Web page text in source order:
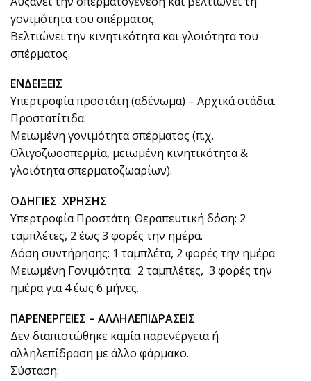
γονιμότητα του σπέρματος.
Βελτιώνει την κινητικότητα και γλοιότητα του
σπέρματος.
ΕΝΔΕΙΞΕΙΣ
Υπερτροφία προστάτη (αδένωμα) – Αρχικά στάδια.
Προστατίτιδα.
Μειωμένη γονιμότητα σπέρματος (π.χ.
Ολιγοζωοσπερμία, μειωμένη κινητικότητα &
γλοιότητα σπερματοζωαρίων).
ΟΔΗΓΙΕΣ ΧΡΗΣΗΣ
Υπερτροφία Προστάτη: Θεραπευτική δόση: 2
ταμπλέτες, 2 έως 3 φορές την ημέρα.
Δόση συντήρησης: 1 ταμπλέτα, 2 φορές την ημέρα
Μειωμένη Γονιμότητα: 2 ταμπλέτες, 3 φορές την
ημέρα για 4 έως 6 μήνες.
ΠΑΡΕΝΕΡΓΕΙΕΣ – ΑΛΛΗΛΕΠΙΔΡΑΣΕΙΣ
Δεν διαπιστώθηκε καμία παρενέργεια ή
αλληλεπίδραση με άλλο φάρμακο.
Σύσταση: